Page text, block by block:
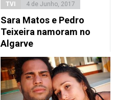
TVI 4 de Junho, 2017
Sara Matos e Pedro
Teixeira namoram no
Algarve